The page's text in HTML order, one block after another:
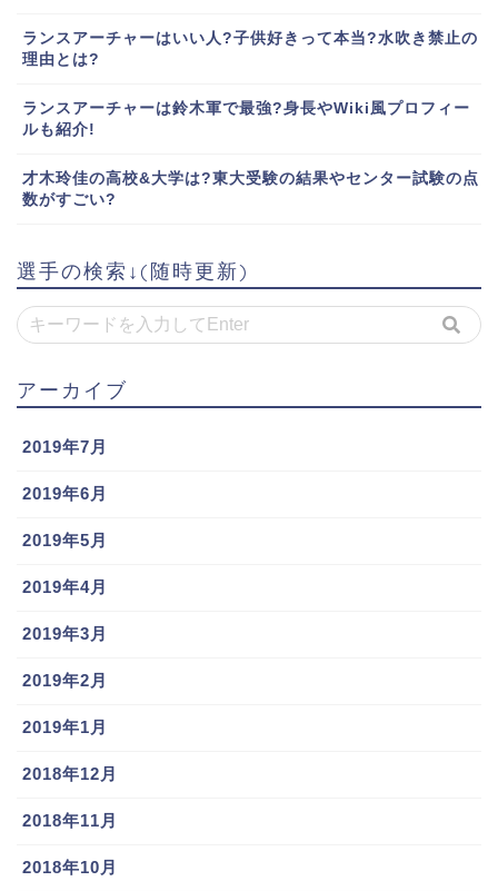
ランスアーチャーはいい人?子供好きって本当?水吹き禁止の
理由とは?
ランスアーチャーは鈴木軍で最強?身長やWiki風プロフィー
ルも紹介!
才木玲佳の高校&大学は?東大受験の結果やセンター試験の点
数がすごい?
選手の検索↓(随時更新)
アーカイブ
2019年7月
2019年6月
2019年5月
2019年4月
2019年3月
2019年2月
2019年1月
2018年12月
2018年11月
2018年10月